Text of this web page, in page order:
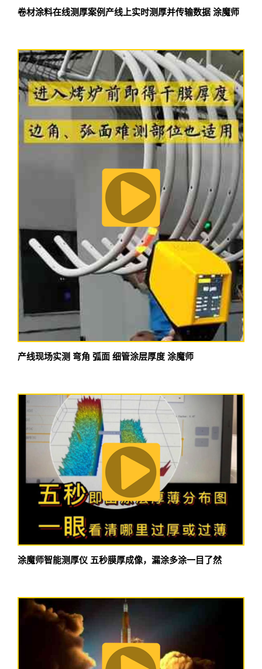
卷材涂料在线测厚案例产线上实时测厚并传输数据 涂魔师
产线现场实测 弯角 弧面 细管涂层厚度 涂魔师
涂魔师智能测厚仪 五秒膜厚成像，漏涂多涂一目了然